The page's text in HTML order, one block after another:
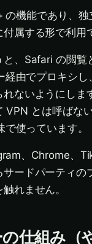
機能であり、
属する形で利用
、Safari の閲
経由でプロキシ
ないようにし
VPN とは呼ばな
使っています。
、Chrome、
サードパーティ
れません。
仕組み（